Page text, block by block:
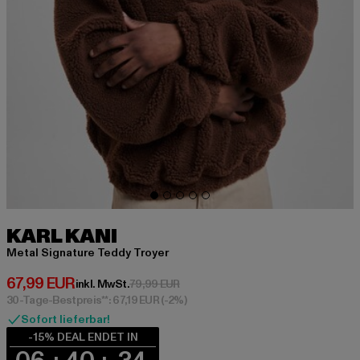
KARL KANI
Metal Signature Teddy Troyer
67,99 EUR
Derzeitiger Preis: 67,99 EUR
inkl. MwSt.79,99 EURAktionspreis: 79,99 EUR
30-Tage-Bestpreis**: 67,19 EUR(-2%)
Sofort lieferbar!
-15% DEAL ENDET IN